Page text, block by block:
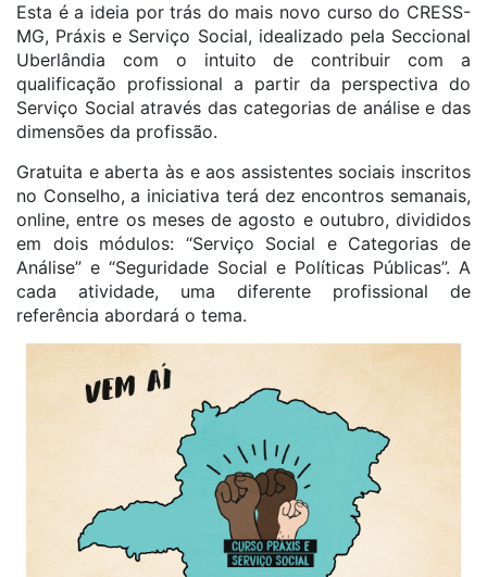
Esta é a ideia por trás do mais novo curso do CRESS-
MG, Práxis e Serviço Social, idealizado pela Seccional
Uberlândia com o intuito de contribuir com a
qualificação profissional a partir da perspectiva do
Serviço Social através das categorias de análise e das
dimensões da profissão.
Gratuita e aberta às e aos assistentes sociais inscritos
no Conselho, a iniciativa terá dez encontros semanais,
online, entre os meses de agosto e outubro, divididos
em dois módulos: “Serviço Social e Categorias de
Análise” e “Seguridade Social e Políticas Públicas”. A
cada atividade, uma diferente profissional de
referência abordará o tema.